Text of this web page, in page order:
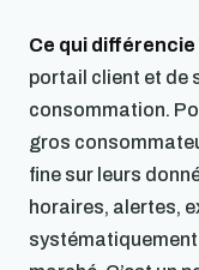
Ce qui
portail client et de
consommation.
gros
fine sur leurs
horaires, alertes,
systématiquement